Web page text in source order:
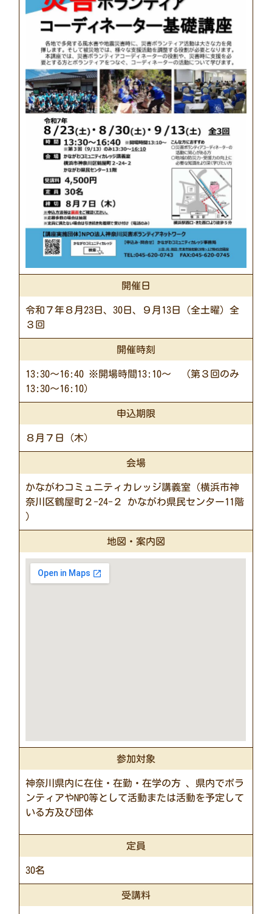
開催日
令和７年８月23日、30日、９月13日（全土曜）全
３回
開催時刻
13:30～16:40 ※開場時間13:10～ （第３回のみ
13:30～16:10）
申込期限
８月７日（木）
会場
かながわコミュニティカレッジ講義室（横浜市神
奈川区鶴屋町２-24-２ かながわ県民センター11階
）
地図・案内図
参加対象
神奈川県内に在住・在勤・在学の方 、県内でボラ
ンティアやNPO等として活動または活動を予定して
いる方及び団体
定員
30名
受講料